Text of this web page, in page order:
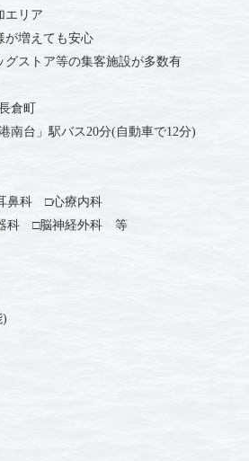
エリア
が増えても安心
ストア等の集客施設が多数有
倉町
台」駅バス20分(自動車で12分)
鼻科 □心療内科
科 □脳神経外科 等